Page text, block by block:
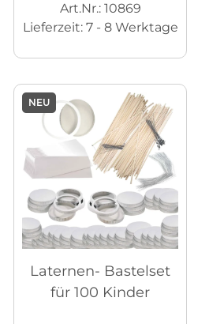
Art.Nr.: 10869
Lieferzeit: 7 - 8 Werktage
NEU
Laternen- Bastelset
für 100 Kinder